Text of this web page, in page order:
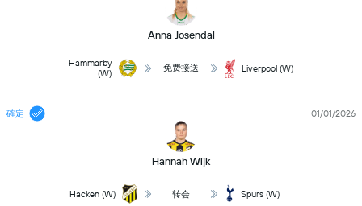
Anna Josendal
Hammarby
(W)
免费接送 Liverpool (W)
確定
Hannah Wijk
01/01/2026
Hacken (W) 转会 Spurs (W)